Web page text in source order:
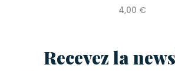
4,00 €
Recevez la